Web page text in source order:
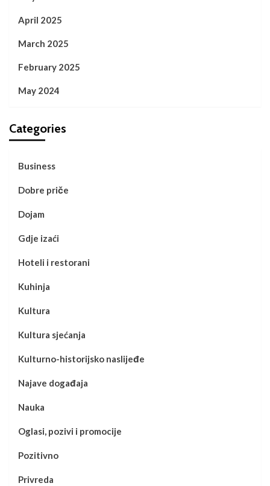
April 2025
March 2025
February 2025
May 2024
Categories
Business
Dobre priče
Dojam
Gdje izaći
Hoteli i restorani
Kuhinja
Kultura
Kultura sjećanja
Kulturno-historijsko naslijeđe
Najave događaja
Nauka
Oglasi, pozivi i promocije
Pozitivno
Privreda